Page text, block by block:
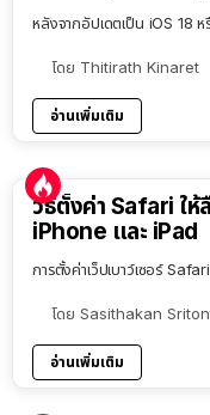
หลังจากอัปเดตเป็น iOS 18
โดย Thitirath Kinaret
อ่านเพิ่มเติม
วิธีตั้งค่า Safari ให้
iPhone และ iPad
การตั้งค่าเว็ปเบาว์เซอร์
โดย Sasithakan
อ่านเพิ่มเติม